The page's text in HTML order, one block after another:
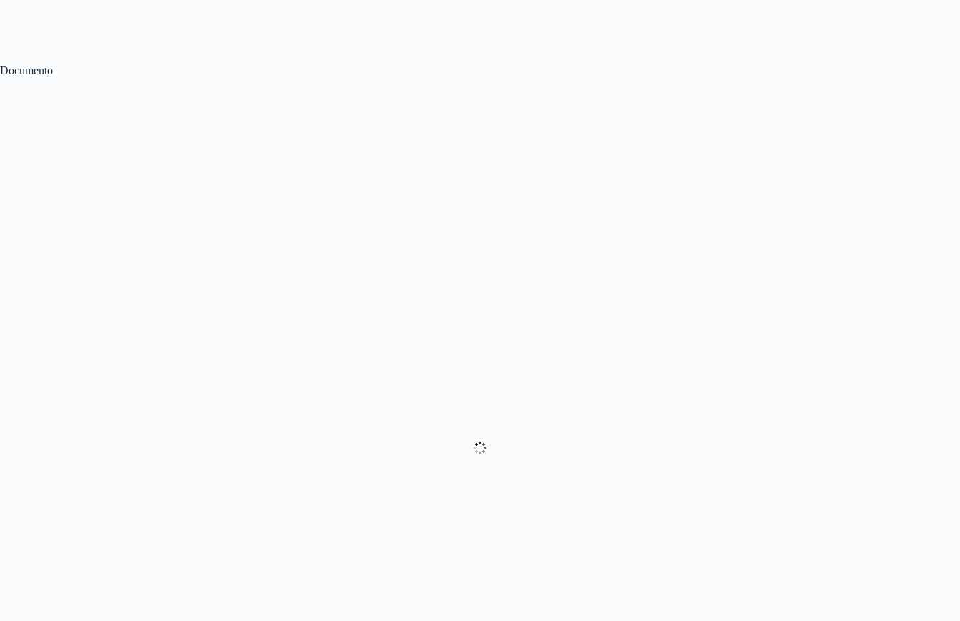
Documento